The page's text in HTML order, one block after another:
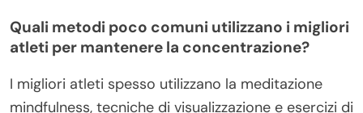
Quali metodi poco comuni utilizzano i migliori
atleti per mantenere la concentrazione?
I migliori atleti spesso utilizzano la meditazione
mindfulness, tecniche di visualizzazione e esercizi di